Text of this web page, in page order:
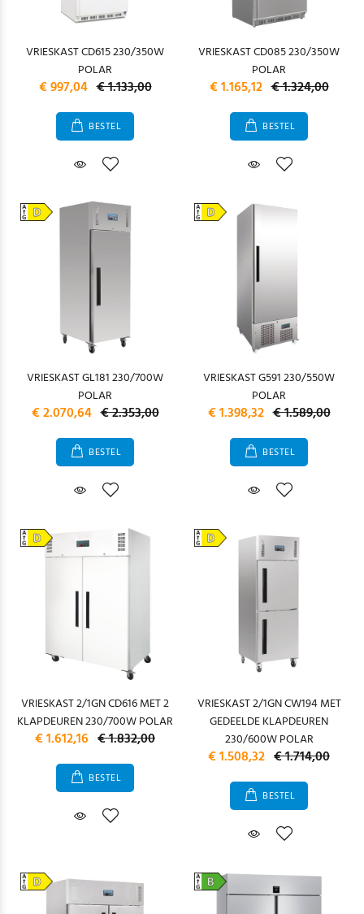
VRIESKAST CD615 230/350W
POLAR
€ 997,04 € 1.133,00
BESTEL
VRIESKAST CD085 230/350W
POLAR
€ 1.165,12 € 1.324,00
BESTEL
VRIESKAST GL181 230/700W
POLAR
€ 2.070,64 € 2.353,00
BESTEL
VRIESKAST G591 230/550W
POLAR
€ 1.398,32 € 1.589,00
BESTEL
VRIESKAST 2/1GN CD616 MET 2
KLAPDEUREN 230/700W POLAR
€ 1.612,16 € 1.832,00
BESTEL
VRIESKAST 2/1GN CW194 MET
GEDEELDE KLAPDEUREN
230/600W POLAR
€ 1.508,32 € 1.714,00
BESTEL